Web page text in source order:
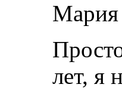
Мария
лет, я